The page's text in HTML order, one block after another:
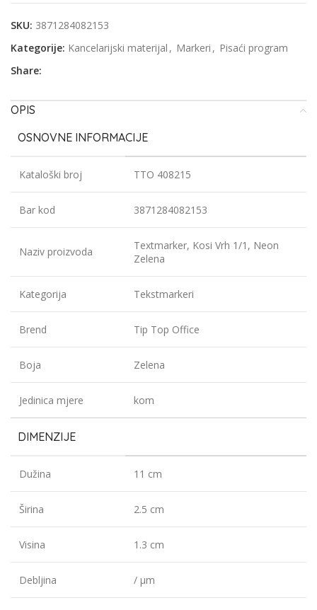
SKU: 3871284082153
Kategorije: Kancelarijski materijal , Markeri , Pisaći program
Share:
OPIS
OSNOVNE INFORMACIJE
Kataloški broj TTO 408215
Bar kod 3871284082153
Naziv proizvoda
Textmarker, Kosi Vrh 1/1, Neon
Zelena
Kategorija Tekstmarkeri
Brend Tip Top Office
Boja Zelena
Jedinica mjere kom
DIMENZIJE
Dužina 11 cm
Širina 2.5 cm
Visina 1.3 cm
Debljina / µm